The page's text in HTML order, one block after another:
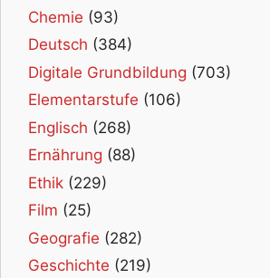
Chemie (93)
Deutsch (384)
Digitale Grundbildung (703)
Elementarstufe (106)
Englisch (268)
Ernährung (88)
Ethik (229)
Film (25)
Geografie (282)
Geschichte (219)